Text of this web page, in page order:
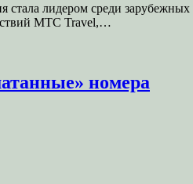
лидером среди зарубежных
МТС Travel,…
номера